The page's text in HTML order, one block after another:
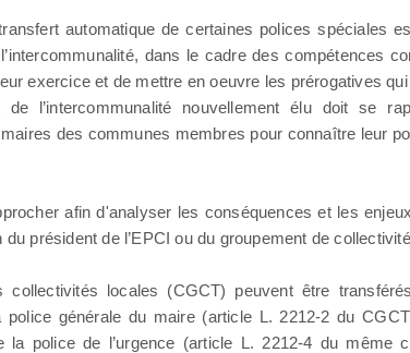
automatique de certaines polices spéciales
dans le cadre des compétences
exercice et de mettre en oeuvre les prérogatives
de l’intercommunalité nouvellement élu doit se
des communes membres pour connaître leur
afin d'analyser les conséquences et les
président de l’EPCI ou du groupement de
locales (CGCT) peuvent être
générale du maire (article L. 2212-2 du
police de l’urgence (article L. 2212-4 du même